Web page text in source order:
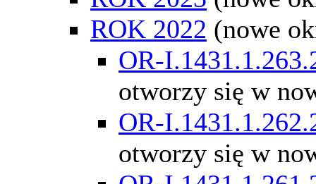
ROK 2022 (nowe
OR-
otworzy się w
OR-
otworzy się w